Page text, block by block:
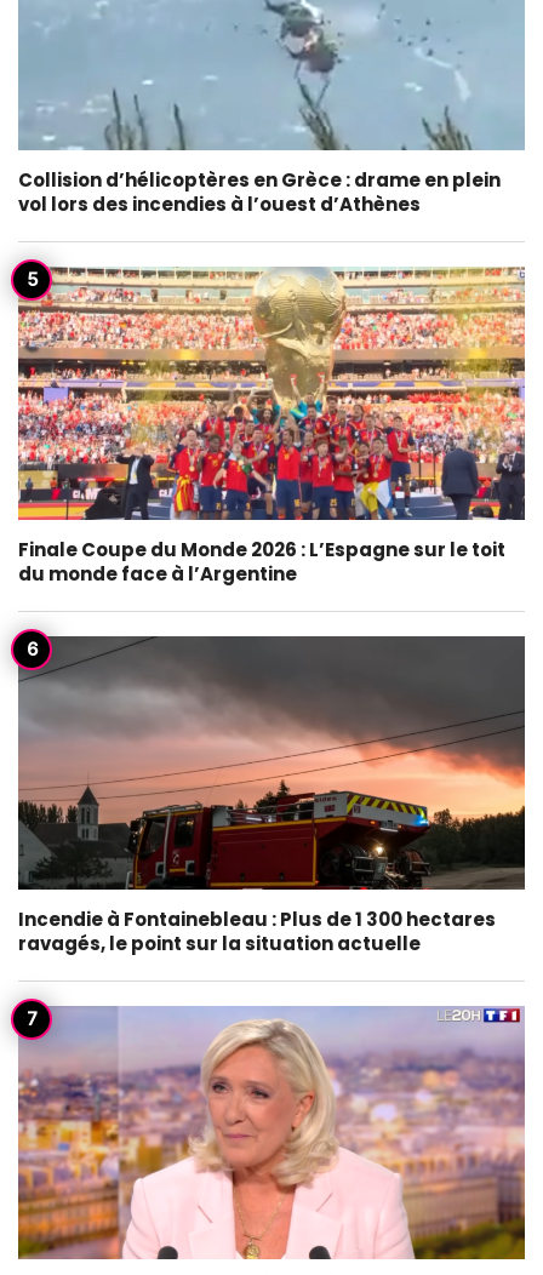
Collision d’hélicoptères en Grèce : drame en plein
vol lors des incendies à l’ouest d’Athènes
Finale Coupe du Monde 2026 : L’Espagne sur le toit
du monde face à l’Argentine
Incendie à Fontainebleau : Plus de 1 300 hectares
ravagés, le point sur la situation actuelle